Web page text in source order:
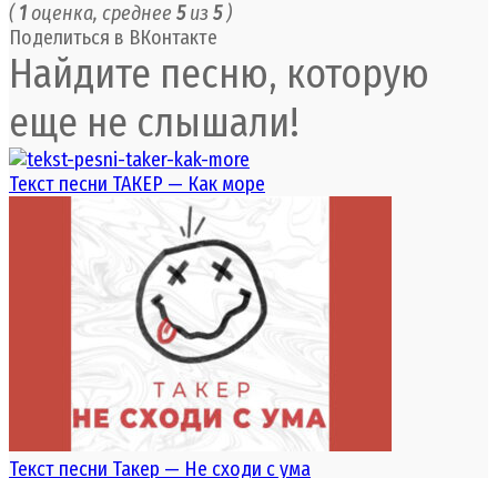
( 1 оценка, среднее 5из 5)
Поделиться в ВКонтакте
Найдите песню, которую
еще не слышали!
Текст песни ТАКЕР — Как море
Текст песни Такер — Не сходи с ума